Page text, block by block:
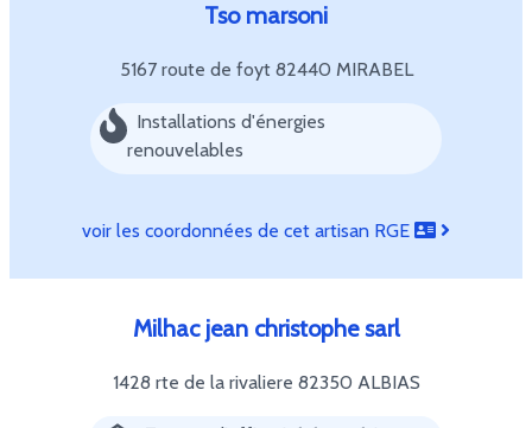
Tso marsoni
5167 route de foyt 82440 MIRABEL
Installations d'énergies
renouvelables
voir les coordonnées de cet artisan RGE
Milhac jean christophe sarl
1428 rte de la rivaliere 82350 ALBIAS